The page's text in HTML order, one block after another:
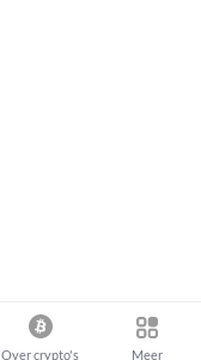
Over crypto's Meer